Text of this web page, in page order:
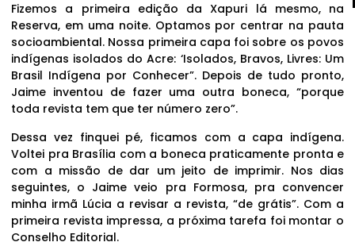
Fizemos a primeira edição da Xapuri lá mesmo, na
Reserva, em uma noite. Optamos por centrar na pauta
socioambiental. Nossa primeira capa foi sobre os povos
indígenas isolados do Acre: ‘Isolados, Bravos, Livres: Um
Brasil Indígena por Conhecer”. Depois de tudo pronto,
Jaime inventou de fazer uma outra boneca, “porque
toda revista tem que ter número zero”.
Dessa vez finquei pé, ficamos com a capa indígena.
Voltei pra Brasília com a boneca praticamente pronta e
com a missão de dar um jeito de imprimir. Nos dias
seguintes, o Jaime veio pra Formosa, pra convencer
minha irmã Lúcia a revisar a revista, “de grátis”. Com a
primeira revista impressa, a próxima tarefa foi montar o
Conselho Editorial.